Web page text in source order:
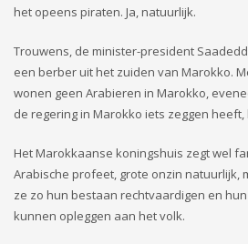
het opeens piraten. Ja, natuurlijk.
Trouwens, de minister-president
een berber uit het zuiden van Marokko.
wonen geen Arabieren in Marokko,
de regering in Marokko iets zeggen heeft,
Het Marokkaanse koningshuis zegt wel
Arabische profeet, grote onzin natuurlijk,
ze zo hun bestaan rechtvaardigen en
kunnen opleggen aan het volk.